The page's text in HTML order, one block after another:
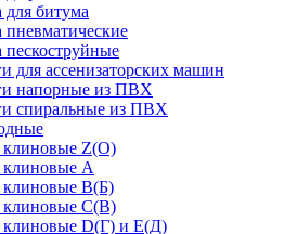
для битума
пневматические
пескоструйные
для ассенизаторских машин
напорные из ПВХ
спиральные из ПВХ
Z(О)
А
В(Б)
С(В)
D(Г) и Е(Д)